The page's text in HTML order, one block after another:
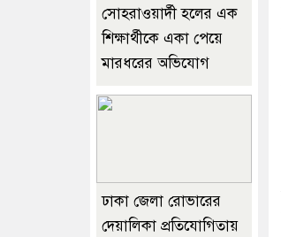
সোহরাওয়ার্দী হলের এক
শিক্ষার্থীকে একা পেয়ে
মারধরের অভিযোগ
ঢাকা জেলা রোভারের
দেয়ালিকা প্রতিযোগিতায়